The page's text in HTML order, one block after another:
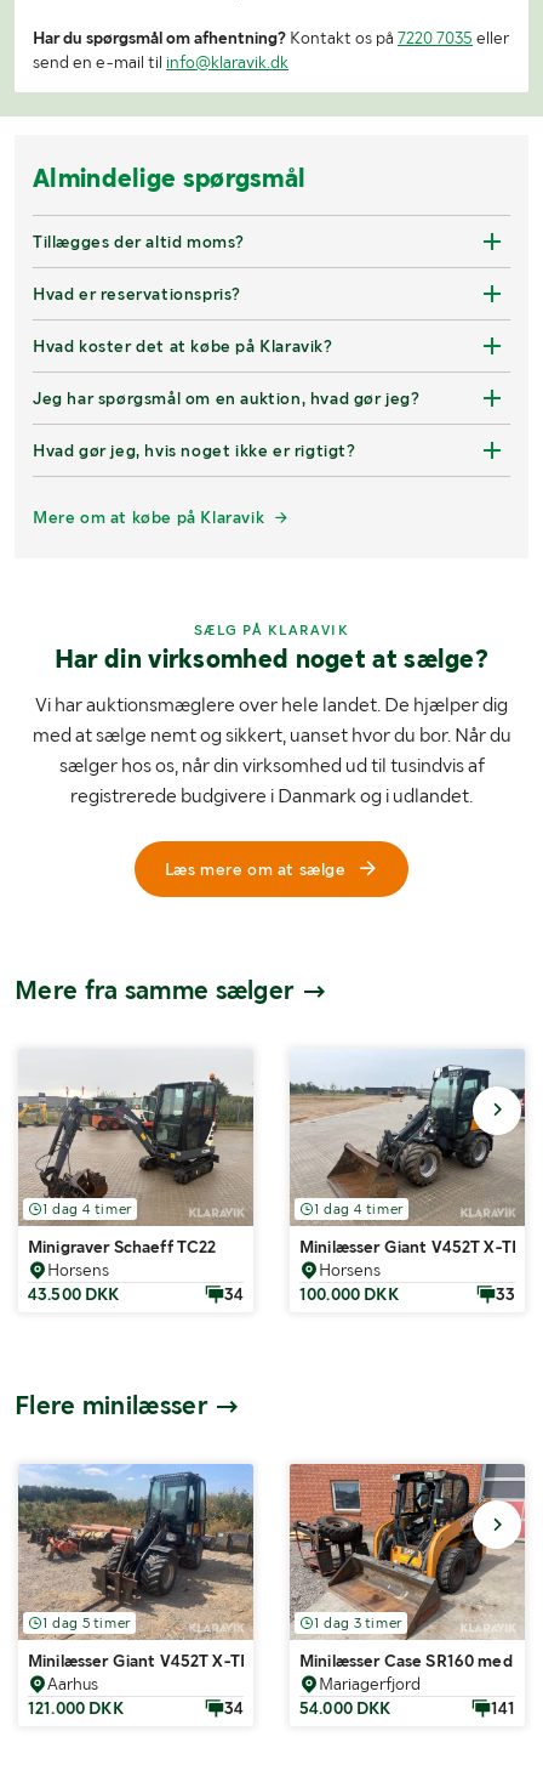
Har du spørgsmål om afhentning? Kontakt os på 7220 7035 eller
send en e-mail til info@klaravik.dk
Almindelige spørgsmål
Tillægges der altid moms?
Hvad er reservationspris?
Hvad koster det at købe på Klaravik?
Jeg har spørgsmål om en auktion, hvad gør jeg?
Hvad gør jeg, hvis noget ikke er rigtigt?
Mere om at købe på Klaravik
SÆLG PÅ KLARAVIK
Har din virksomhed noget at sælge?
Vi har auktionsmæglere over hele landet. De hjælper dig
med at sælge nemt og sikkert, uanset hvor du bor. Når du
sælger hos os, når din virksomhed ud til tusindvis af
registrerede budgivere i Danmark og i udlandet.
Læs mere om at sælge
Mere fra samme sælger
1 dag 4 timer
Minigraver Schaeff TC22
Horsens
43.500 DKK
34
1 dag 4 timer
Minilæsser Giant V452T X-TRA
Horsens
100.000 DKK
33
Flere minilæsser
1 dag 5 timer
Minilæsser Giant V452T X-TRA HD med tilbehør
Aarhus
121.000 DKK
34
1 dag 3 timer
Minilæsser Case SR160 med
Mariagerfjord
54.000 DKK
141